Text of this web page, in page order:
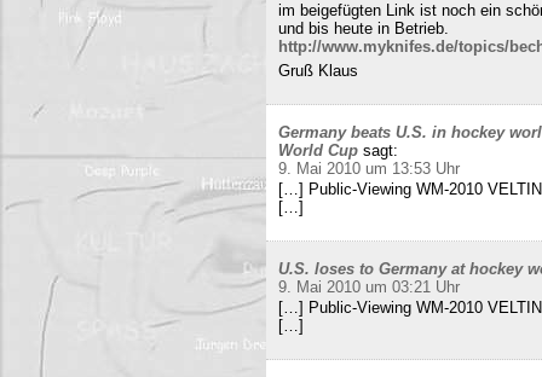
im beigefügten Link ist noch ein
und bis heute in Betrieb.
http://www.myknifes.de/topics/
Gruß Klaus
Germany beats U.S. in hockey
World Cup sagt:
9. Mai 2010 um 13:53 Uhr
[…] Public-Viewing WM-2010
[…]
U.S. loses to Germany at hockey
9. Mai 2010 um 03:21 Uhr
[…] Public-Viewing WM-2010
[…]